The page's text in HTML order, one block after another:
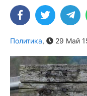
Политика, 29 Май